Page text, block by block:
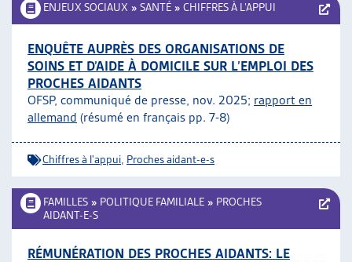
ENJEUX SOCIAUX » SANTÉ » CHIFFRES À L’APPUI
ENQUÊTE AUPRÈS DES ORGANISATIONS DE
SOINS ET D’AIDE À DOMICILE SUR L’EMPLOI DES
PROCHES AIDANTS
OFSP, communiqué de presse, nov. 2025; rapport en
allemand (résumé en français pp. 7-8)
Chiffres à l'appui Proches aidant-e-s
FAMILLES » POLITIQUE FAMILIALE » PROCHES
AIDANT-E-S
RÉMUNÉRATION DES PROCHES AIDANTS: LE